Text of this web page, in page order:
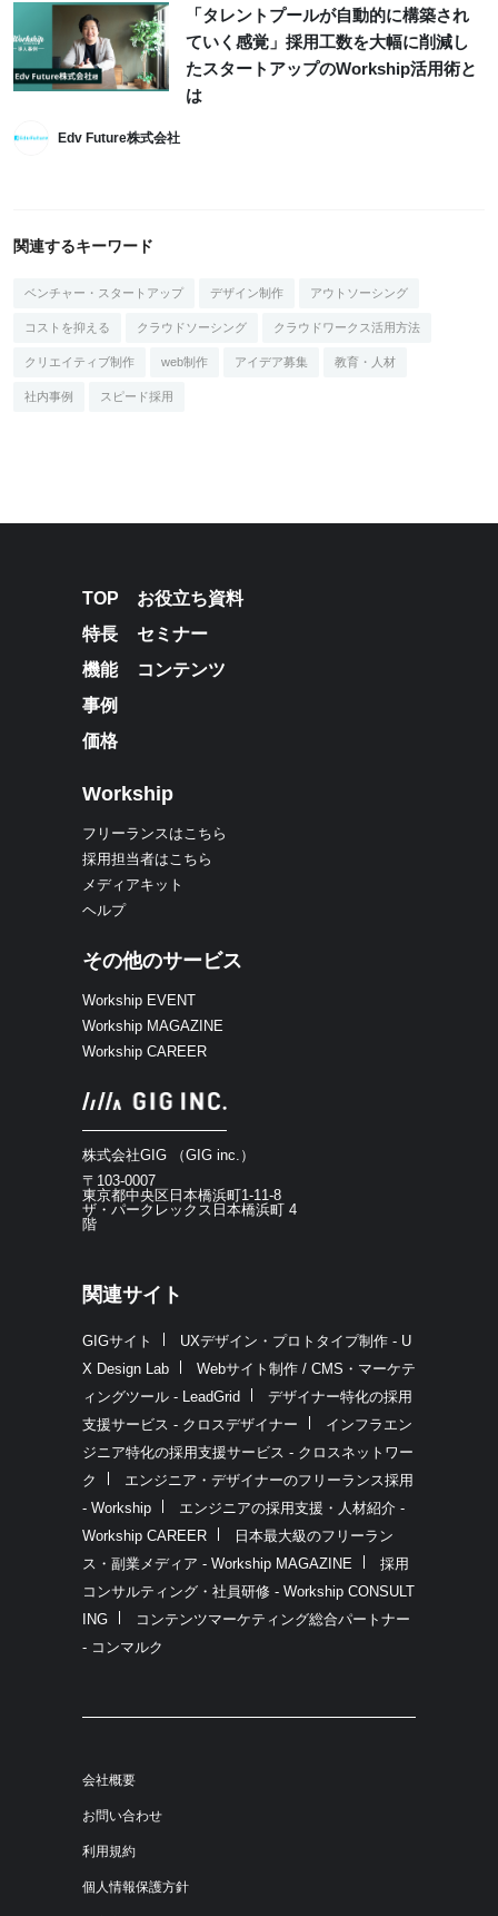
「タレントプールが自動的に構築され
ていく感覚」採用工数を大幅に削減し
たスタートアップのWorkship活用術と
は
Edv Future株式会社
関連するキーワード
ベンチャー・スタートアップ デザイン制作 アウトソーシング
コストを抑える クラウドソーシング クラウドワークス活用方法
クリエイティブ制作 web制作 アイデア募集 教育・人材
社内事例 スピード採用
TOP
特長
機能
事例
価格
お役立ち資料
セミナー
コンテンツ
Workship
フリーランスはこちら
採用担当者はこちら
メディアキット
ヘルプ
その他のサービス
Workship EVENT
Workship MAGAZINE
Workship CAREER
株式会社GIG （GIG inc.）
〒103-0007
東京都中央区日本橋浜町1-11-8
ザ・パークレックス日本橋浜町 4
階
関連サイト
GIGサイト
UXデザイン・プロトタイプ制作 - U
X Design Lab
Webサイト制作 / CMS・マーケテ
ィングツール - LeadGrid
デザイナー特化の採用
支援サービス - クロスデザイナー
インフラエン
ジニア特化の採用支援サービス - クロスネットワー
ク
エンジニア・デザイナーのフリーランス採用
- Workship
エンジニアの採用支援・人材紹介 -
Workship CAREER
日本最大級のフリーラン
ス・副業メディア - Workship MAGAZINE
採用
コンサルティング・社員研修 - Workship CONSULT
ING
コンテンツマーケティング総合パートナー
- コンマルク
会社概要
お問い合わせ
利用規約
個人情報保護方針